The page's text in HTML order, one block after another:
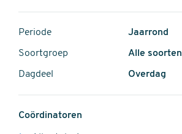
Periode Jaarrond
Soortgroep Alle soorten
Dagdeel Overdag
Coördinatoren